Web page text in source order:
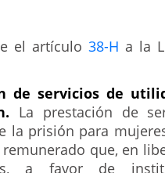
el artículo 38-H a la
de servicios de
La prestación de
la prisión para
que, en
a favor de